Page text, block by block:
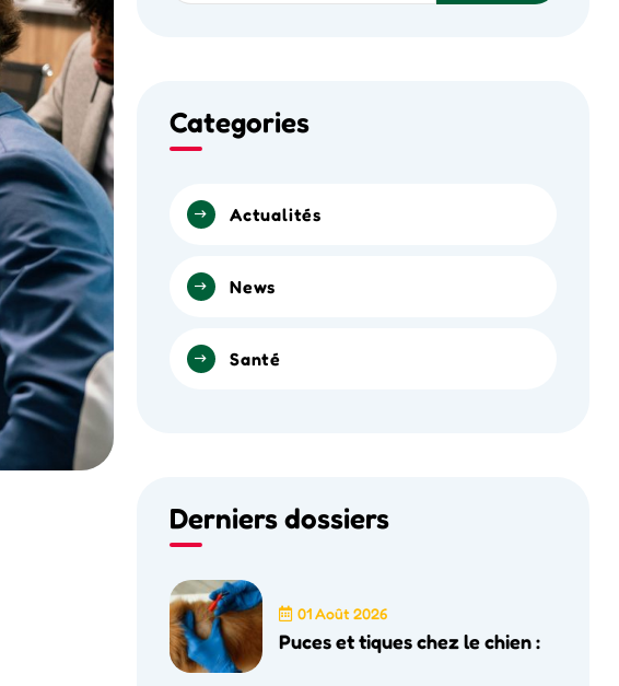
Categories
Actualités
News
Santé
Derniers dossiers
01 Août 2026
Puces et tiques chez le chien :